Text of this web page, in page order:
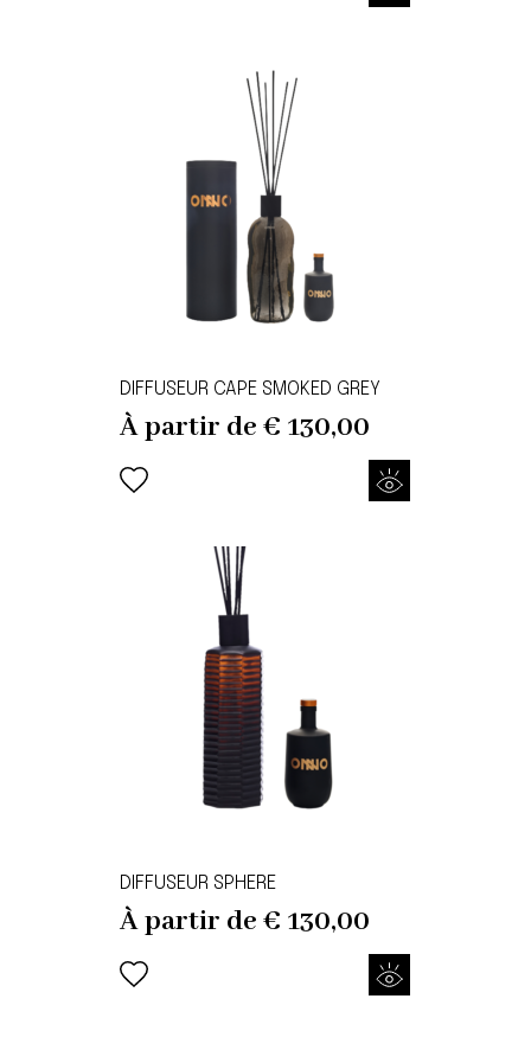
DIFFUSEUR CAPE SMOKED GREY
À partir de€ 130,00
DIFFUSEUR SPHERE
À partir de€ 130,00